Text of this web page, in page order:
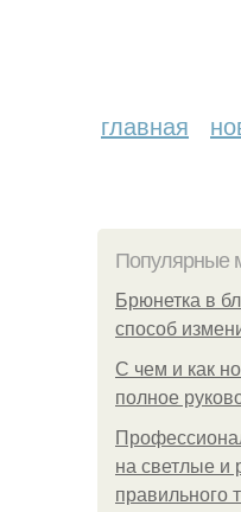
главная
Популярные
Брюнетка в
способ
С чем и как
полное
на светлые и
правильного